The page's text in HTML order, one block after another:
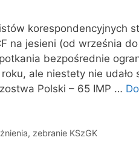
korespondencyjnych
na jesieni (od września
bezpośrednie
ale niestety nie
Polski – 65 IMP …
, zebranie KSzGK